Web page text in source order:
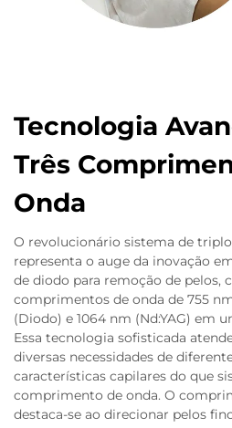
Tecnologia
Três
Onda
O revolucionário sistema de
representa o auge da inovação
de diodo para remoção de pelos,
comprimentos de onda de 755
(Diodo) e 1064 nm (Nd:YAG) em
Essa tecnologia sofisticada
diversas necessidades de
características capilares do que
comprimento de onda. O
destaca-se ao direcionar pelos